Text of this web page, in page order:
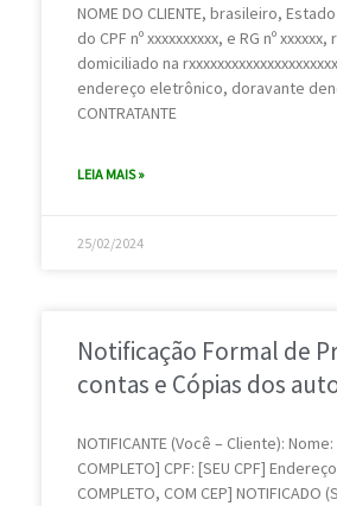
NOME DO CLIENTE, brasileiro,
do CPF nº xxxxxxxxxx, e RG nº
domiciliado na
endereço eletrônico, doravante
CONTRATANTE
LEIA MAIS »
25/02/2024
Notificação Formal de
contas e Cópias dos
NOTIFICANTE (Você – Cliente): Nome:
COMPLETO] CPF: [SEU CPF]
COMPLETO, COM CEP] NOTIFICADO